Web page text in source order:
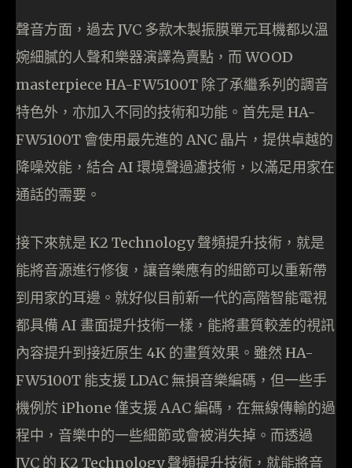
聲音方面，過去 JVC 多款木製振膜單元耳機都以溫
婉細膩的人聲和樂器演譯為賣點，而 WOOD
masterpiece HA-FW5100T 除了承繼系列的調音
特色外，亦加入不同的技術和功能。首先是 HA-
FW5100T 會使用最先進的 ANC 晶片，提供卓越的
降噪效能，結合 AI 環境聲過濾技術，以滿足用家在
通話的需要。
接下來就是 K2 Technology 聲頻提升技術，就是
能將音源進行修復，讓音樂應有的細節可以重新帶
到用家的耳邊。就好似目前新一代的高階智能電視
都具備 AI 畫面提升技術一樣，能將畫質較差的視訊
內容提升到接近原生 4K 的畫質效果。雖然 HA-
FW5100T 能支援 LDAC 無損音樂編碼，但一些手
機例於 iPhone 僅支援 AAC 編碼，在無線傳輸的過
程中，音樂中的一些細節或會被消失掉。而透過
JVC 的 K2 Technology 聲頻提升技術，就能將音